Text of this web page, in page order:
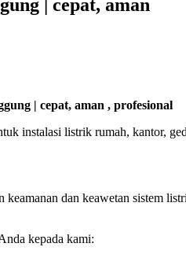
| cepat, aman
| cepat, aman , profesional
instalasi listrik rumah, kantor,
dan keawetan sistem
kepada kami: